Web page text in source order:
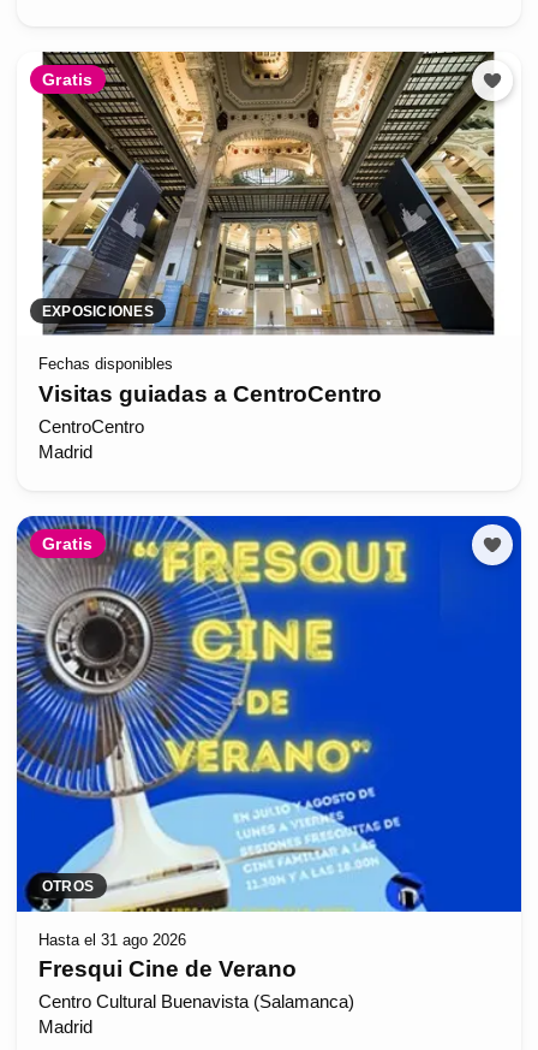
Gratis
EXPOSICIONES
Fechas disponibles
Visitas guiadas a CentroCentro
CentroCentro
Madrid
Gratis
OTROS
Hasta el 31 ago 2026
Fresqui Cine de Verano
Centro Cultural Buenavista (Salamanca)
Madrid